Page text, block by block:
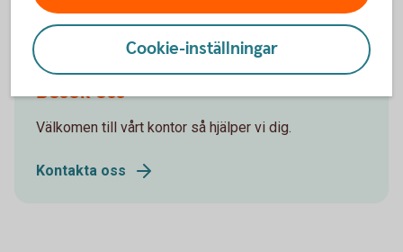
Besök oss
Välkomen till vårt kontor så hjälper vi dig.
Kontakta oss
Cookie-inställningar